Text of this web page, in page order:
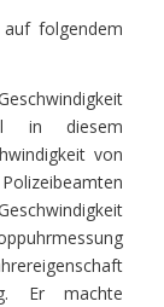
folgendem
in diesem
von
Er machte